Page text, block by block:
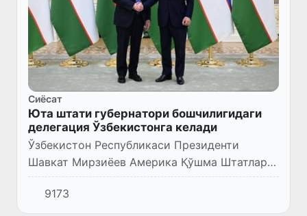
Сиёсат
Юта штати губернатори бошчилигидаги
делегация Ўзбекистонга келади
Ўзбекистон Республикаси Президенти
Шавкат Мирзиёев Америка Қўшма Штатлари
Юта штатининг Исо Масиҳ Охирги замон
авлиёлари черкови оқсоқоли Дэвид Беднар
ва “Stirling” халқаро хайрия...
9173